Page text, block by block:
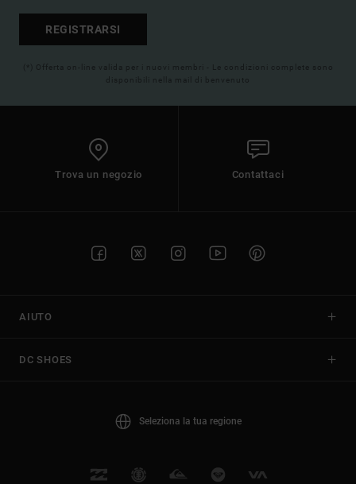
REGISTRARSI
(*) Offerta on-line valida per i nuovi membri - Le condizioni complete sono
disponibili nella mail di benvenuto
Trova un negozio Contattaci
AIUTO
DC SHOES
Seleziona la tua regione